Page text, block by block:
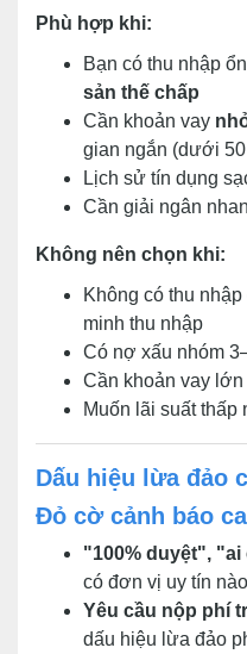
Phù hợp khi:
Bạn có thu nhập
sản thế chấp
Cần khoản vay
gian ngắn (dưới
Lịch sử tín dụng
Cần giải ngân
Không nên chọn khi:
Không có thu
minh thu nhập
Có nợ xấu nhóm
Cần khoản vay lớn
Muốn lãi suất thấp
Dấu hiệu lừa đảo
Đỏ cờ cảnh báo
"100% duyệt",
có đơn vị uy tín
Yêu cầu nộp phí
dấu hiệu lừa đảo